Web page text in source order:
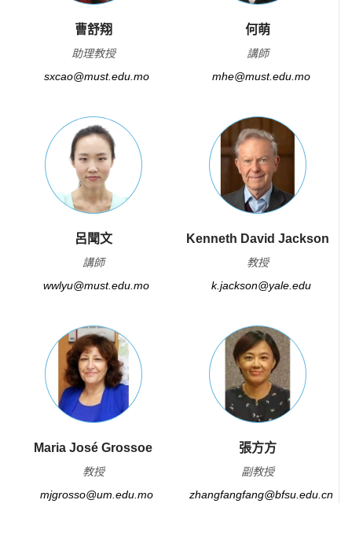
曹舒翔
助理教授
sxcao@must.edu.mo
何萌
講師
mhe@must.edu.mo
呂聞文
講師
wwlyu@must.edu.mo
Kenneth David Jackson
教授
k.jackson@yale.edu
Maria José Grossoe
教授
mjgrosso@um.edu.mo
張方方
副教授
zhangfangfang@bfsu.edu.cn